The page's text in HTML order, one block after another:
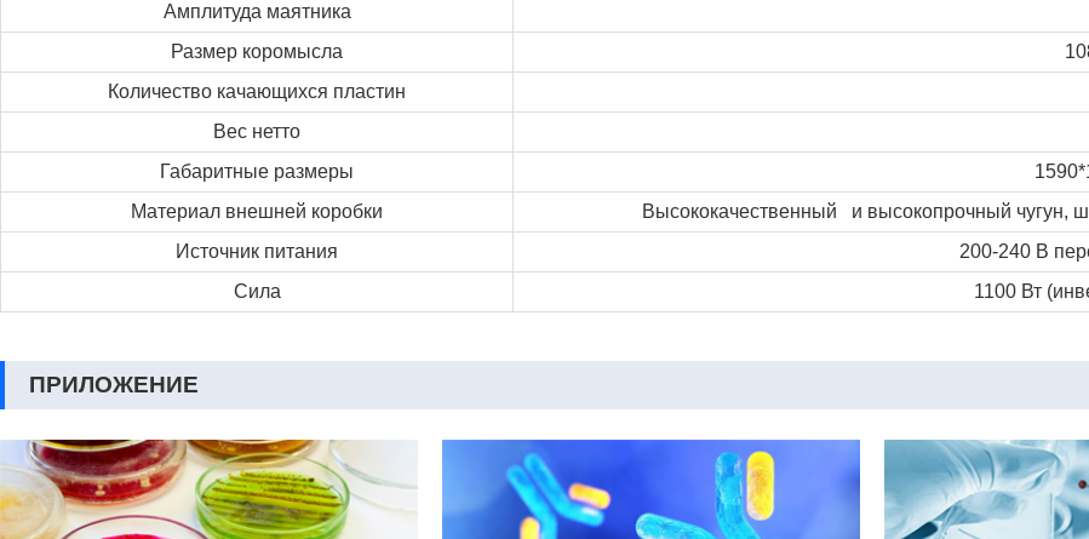
Амплитуда маятника
Размер коромысла
Количество качающихся пластин
Вес нетто
Габаритные размеры
Материал внешней коробки
Высококачественный и высокопрочный чугун,
Источник питания
200-240 В
Сила
1100 Вт
ПРИЛОЖЕНИЕ